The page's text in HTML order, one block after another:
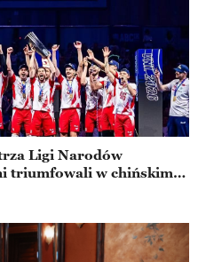
Ligi Narodów
triumfowali w chińskim